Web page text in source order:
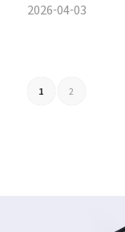
2026-04-03
1 2